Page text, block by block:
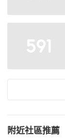
附近社區推薦